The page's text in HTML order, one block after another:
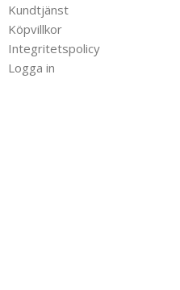
Kundtjänst
Köpvillkor
Integritetspolicy
Logga in